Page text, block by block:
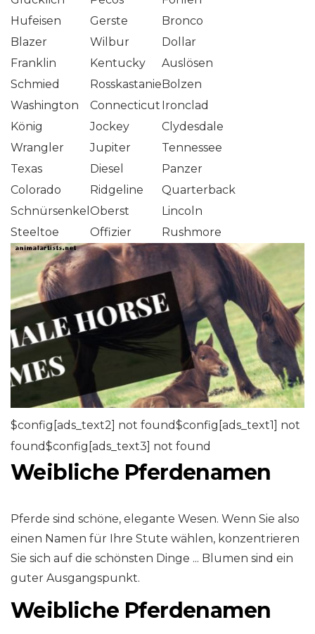
Hufeisen
Gerste
Bronco
Blazer
Wilbur
Dollar
Franklin
Kentucky
Auslösen
Schmied
RosskastanieBolzen
Washington
Connecticut Ironclad
König
Jockey
Clydesdale
Wrangler
Jupiter
Tennessee
Texas
Diesel
Panzer
Colorado
Ridgeline
Quarterback
Schnürsenkel Oberst
Lincoln
Steeltoe
Offizier Rushmore
$config[ads_text2] not found$config[ads_text1] not
found$config[ads_text3] not found
Weibliche Pferdenamen
Pferde sind schöne, elegante Wesen. Wenn Sie also
einen Namen für Ihre Stute wählen, konzentrieren
Sie sich auf die schönsten Dinge ... Blumen sind ein
guter Ausgangspunkt.
Weibliche Pferdenamen